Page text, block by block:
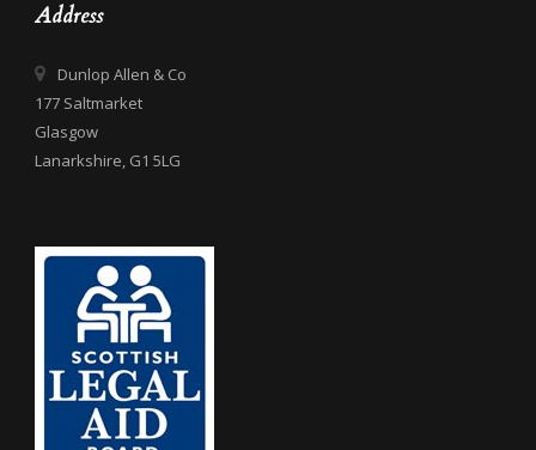
Address
Dunlop Allen & Co
177 Saltmarket
Glasgow
Lanarkshire, G1 5LG